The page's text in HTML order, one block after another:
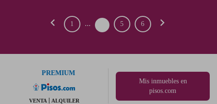
chevron_left 1 ... 5 6 chevron_right
PREMIUM
VENTA ALQUILER
Mis inmuebles en
pisos.com